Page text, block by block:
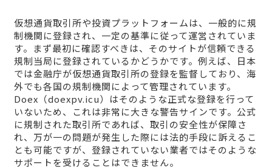
仮想通貨取引所や投資プラットフォームは、一般的に規
制機関に登録され、一定の基準に従って運営されていま
す。まず最初に確認すべきは、そのサイトが信頼できる
規制当局に登録されているかどうかです。例えば、日本
では金融庁が仮想通貨取引所の登録を監督しており、海
外でも各国の規制機関によって管理されています。
Doex（doexpv.icu）はそのような正式な登録を行って
いないため、これは非常に大きな警告サインです。公式
に規制された取引所であれば、取引の安全性が保障さ
れ、万が一の問題が発生した際には法的手段に訴えるこ
とも可能ですが、登録されていない業者ではそのような
サポートを受けることはできません。